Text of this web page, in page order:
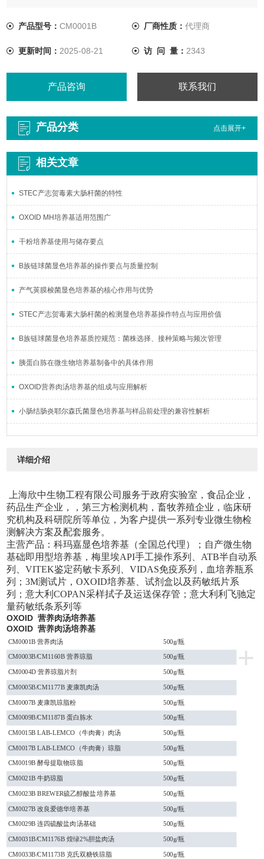
COPAN采样拭子及运送保存管；意大利利飞驰定量药敏纸条系
产品型号：CM0001B 厂商性质： 代理商
更新时间： 2025-08-21 访 问 量： 2343
产品咨询 联系我们
产品分类 点击展开+
相关文章
STEC产志贺毒素大肠杆菌的特性
OXOID MH培养基适用范围广
干粉培养基使用与储存要点
B族链球菌显色培养基的操作要点与质量控制
产气荚膜梭菌显色培养基的核心作用与优势
STEC产志贺毒素大肠杆菌的检测显色培养基操作特点与应用价值
B族链球菌显色培养基质控规范：菌株选择、接种策略与频次管理
胰蛋白胨在微生物培养基制备中的具体作用
OXOID营养肉汤培养基的组成与应用解析
小肠结肠炎耶尔森氏菌显色培养基与样品前处理的兼容性解析
详细介绍
上海欣中生物工程有限公司 服务于政府实验室，食品企业，
药品生产企业，，第三方检测机构，畜牧养殖企业，临床研
究机构及科研院所等单位，为客户提供一系列专业微生物检
测解决方案及配套服务。
主营产品：科玛嘉显色培养基（全国总代理）；自产微生物
基础即用型培养基，梅里埃API手工操作系列、ATB半自动系
列、VITEK鉴定药敏卡系列、VIDAS免疫系列，血培养瓶系
列；3M测试片，OXOID培养基、试剂盒以及药敏纸片系
列；意大利COPAN采样拭子及运送保存管；意大利利飞驰定
量药敏纸条系列等
OXOID 营养肉汤培养基
OXOID 营养肉汤培养基
+
CM0001B 营养肉汤 500g/瓶
CM0003B/CM1160B 营养琼脂 500g/瓶
CM0004D 营养琼脂片剂
500g/瓶
CM0005B/CM1177B 麦康凯肉汤
500g/瓶
CM0007B 麦康凯琼脂粉 500g/瓶
CM0009B/CM1187B 蛋白胨水
500g/瓶
CM0015B LAB-LEMCO（牛肉膏）肉汤
500g/瓶
CM0017B LAB-LEMCO（牛肉膏）琼脂 500g/瓶
CM0019B 酵母提取物琼脂
500g/瓶
CM0021B 牛奶琼脂
500g/瓶
CM0023B BREWER硫乙醇酸盐培养基 500g/瓶
CM0027B 改良爱德华培养基
500g/瓶
CM0029B 连四硫酸盐肉汤基础
500g/瓶
CM0031B/CM1176B 煌绿2%胆盐肉汤 500g/瓶
CM0033B/CM1173B 克氏双糖铁琼脂
500g/瓶